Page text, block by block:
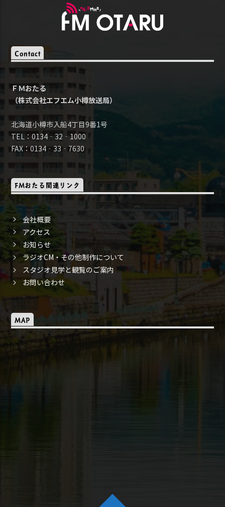
Contact
ＦＭおたる
（株式会社エフエム小樽放送局）
北海道小樽市入船4丁目9番1号
TEL：0134‐32‐1000
FAX：0134‐33‐7630
FMおたる関連リンク
会社概要
アクセス
お知らせ
ラジオCM・その他制作について
スタジオ見学と観覧のご案内
お問い合わせ
MAP